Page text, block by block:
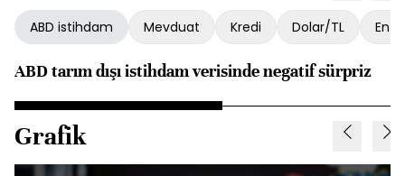
ABD istihdam Mevduat Kredi Dolar/TL
ABD tarım dışı istihdam verisinde negatif sürpriz
Grafik